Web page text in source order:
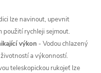
lze navinout, upevnit
použití rychleji sejmout.
výkon - Vodou chlazený
a výkonností.
teleskopickou rukojeť lze